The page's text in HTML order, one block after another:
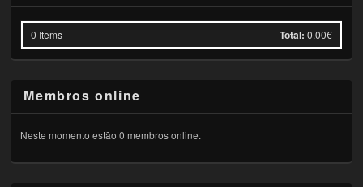
0 Items Total: 0.00€
Membros online
Neste momento estão 0 membros online.